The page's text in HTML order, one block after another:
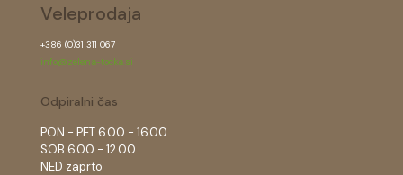
Veleprodaja
+386 (0)31 311 067
info@zelena-tocka.si
Odpiralni čas
PON - PET 6.00 - 16.00
SOB 6.00 - 12.00
NED zaprto